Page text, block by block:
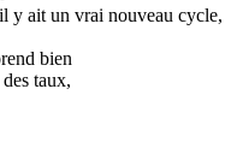
y ait un vrai nouveau cycle,
bien
taux,